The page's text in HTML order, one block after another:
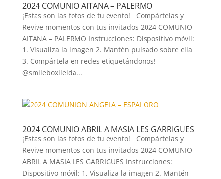
2024 COMUNIO AITANA – PALERMO
¡Estas son las fotos de tu evento! Compártelas y
Revive momentos con tus invitados 2024 COMUNIO
AITANA – PALERMO Instrucciones: Dispositivo móvil:
1. Visualiza la imagen 2. Mantén pulsado sobre ella
3. Compártela en redes etiquetándonos!
@smileboxlleida...
2024 COMUNIO ABRIL A MASIA LES GARRIGUES
¡Estas son las fotos de tu evento! Compártelas y
Revive momentos con tus invitados 2024 COMUNIO
ABRIL A MASIA LES GARRIGUES Instrucciones:
Dispositivo móvil: 1. Visualiza la imagen 2. Mantén